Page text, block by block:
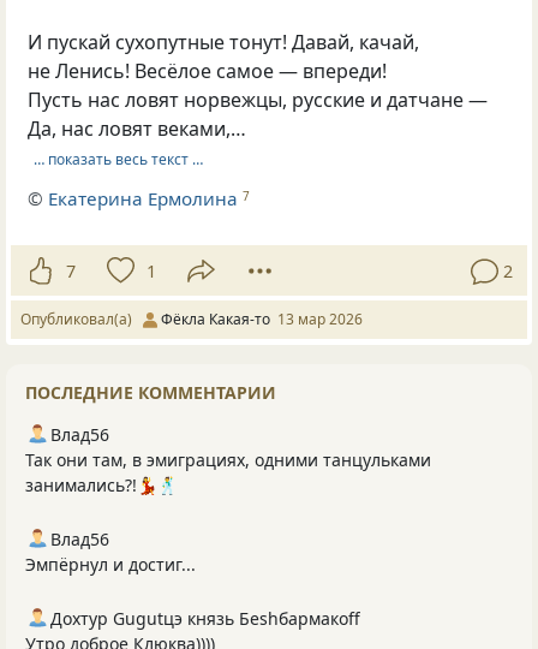
И пускай сухопутные тонут! Давай, качай,
не Ленись! Весёлое самое — впереди!
Пусть нас ловят норвежцы, русские и датчане —
Да, нас ловят веками,…
… показать весь текст …
© Екатерина Ермолина 7
7 1 2
Опубликовал(а) Фёкла Какая-то 13 мар 2026
ПОСЛЕДНИЕ КОММЕНТАРИИ
Влад56
Так они там, в эмиграциях, одними танцульками
занимались?!💃🕺
Влад56
Эмпёрнул и достиг...
Дохтур Gugutцэ князь Беshбармакоff
Утро доброе Клюква))))